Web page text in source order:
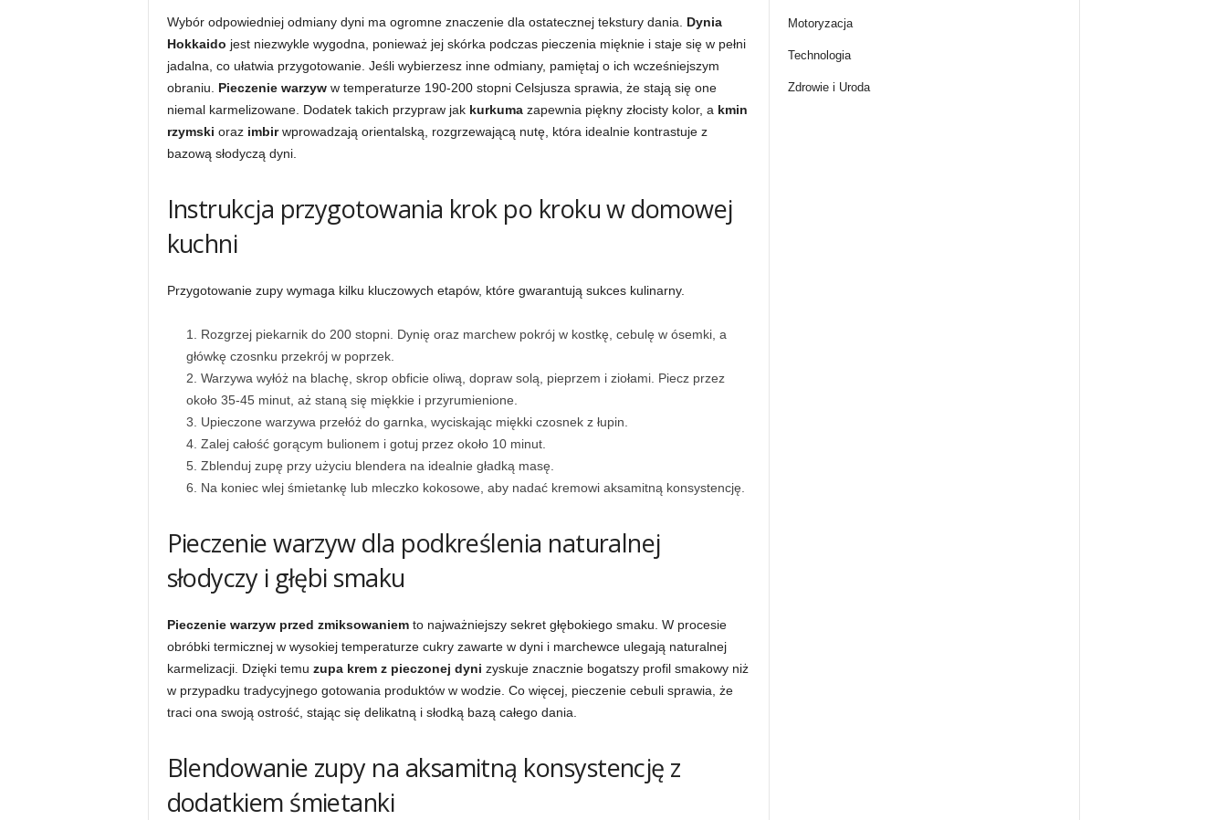
Wybór odpowiedniej odmiany dyni ma ogromne znaczenie dla ostatecznej tekstury dania. Dynia
Hokkaido jest niezwykle wygodna, ponieważ jej skórka podczas pieczenia mięknie i staje się w pełni
jadalna, co ułatwia przygotowanie. Jeśli wybierzesz inne odmiany, pamiętaj o ich wcześniejszym
obraniu. Pieczenie warzyww temperaturze 190-200 stopni Celsjusza sprawia, że stają się one
niemal karmelizowane. Dodatek takich przypraw jak kurkumazapewnia piękny złocisty kolor, a kmin
rzymski oraz imbirwprowadzają orientalską, rozgrzewającą nutę, która idealnie kontrastuje z
bazową słodyczą dyni.
Instrukcja przygotowania krok po kroku w domowej
kuchni
Przygotowanie zupy wymaga kilku kluczowych etapów, które gwarantują sukces kulinarny.
Rozgrzej piekarnik do 200 stopni. Dynię oraz marchew pokrój w kostkę, cebulę w ósemki, a
główkę czosnku przekrój w poprzek.
Warzywa wyłóż na blachę, skrop obficie oliwą, dopraw solą, pieprzem i ziołami. Piecz przez
około 35-45 minut, aż staną się miękkie i przyrumienione.
Upieczone warzywa przełóż do garnka, wyciskając miękki czosnek z łupin.
Zalej całość gorącym bulionem i gotuj przez około 10 minut.
Zblenduj zupę przy użyciu blendera na idealnie gładką masę.
Na koniec wlej śmietankę lub mleczko kokosowe, aby nadać kremowi aksamitną konsystencję.
Pieczenie warzyw dla podkreślenia naturalnej
słodyczy i głębi smaku
Pieczenie warzyw przed zmiksowaniemto najważniejszy sekret głębokiego smaku. W procesie
obróbki termicznej w wysokiej temperaturze cukry zawarte w dyni i marchewce ulegają naturalnej
karmelizacji. Dzięki temu zupa krem z pieczonej dyni zyskuje znacznie bogatszy profil smakowy niż
w przypadku tradycyjnego gotowania produktów w wodzie. Co więcej, pieczenie cebuli sprawia, że
traci ona swoją ostrość, stając się delikatną i słodką bazą całego dania.
Blendowanie zupy na aksamitną konsystencję z
dodatkiem śmietanki
Motoryzacja
Technologia
Zdrowie i Uroda